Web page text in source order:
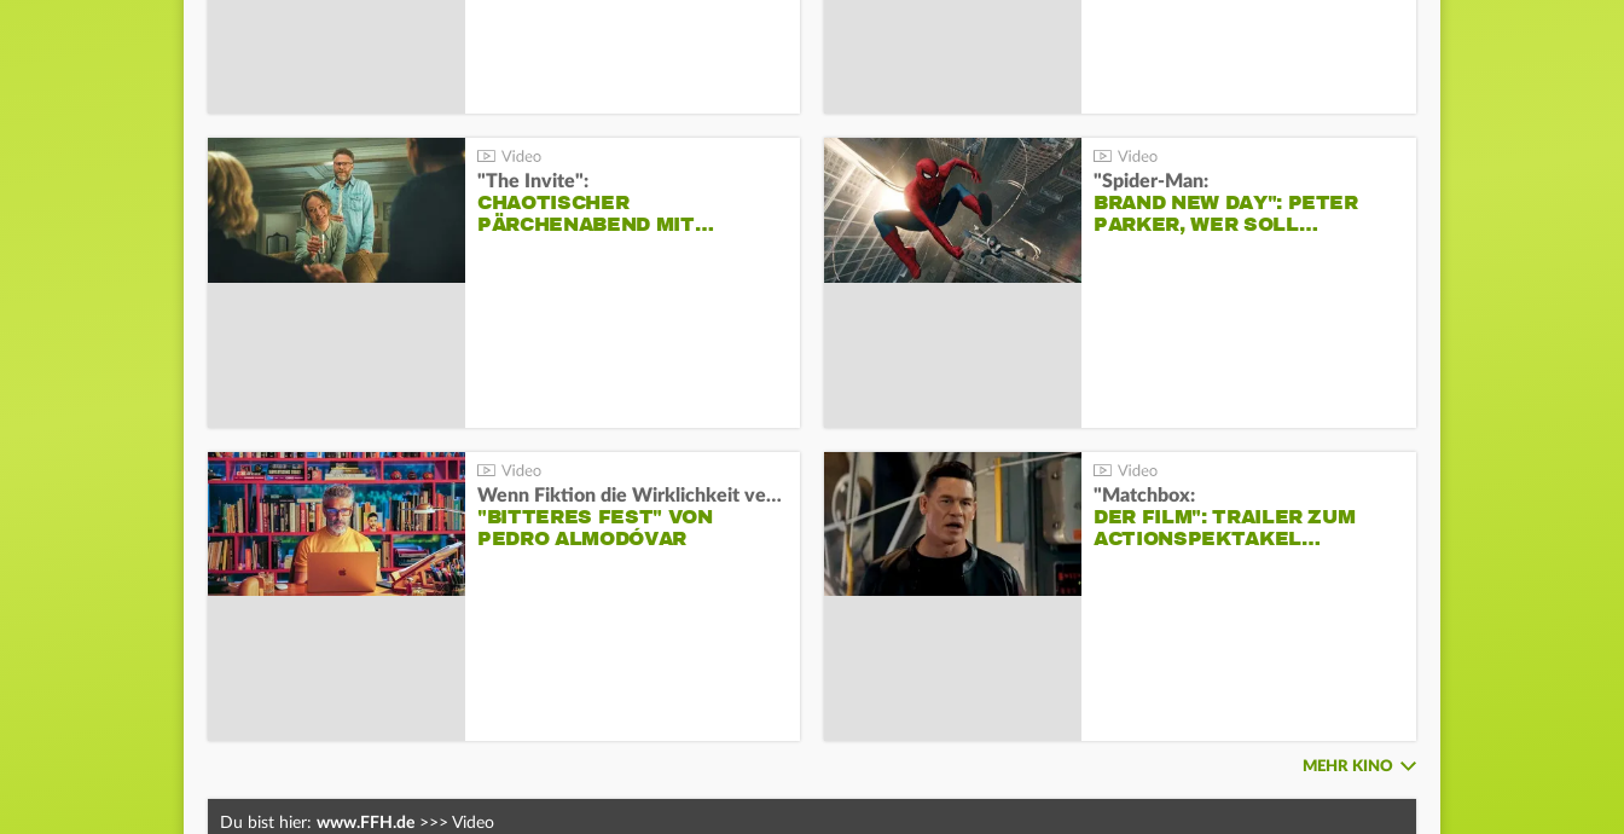
"The Invite":
CHAOTISCHER
PÄRCHENABEND MIT…
"Spider-Man:
BRAND NEW DAY": PETER
PARKER, WER SOLL…
Wenn Fiktion die Wirklichkeit verschiebt:
"BITTERES FEST" VON
PEDRO ALMODÓVAR
"Matchbox:
DER FILM": TRAILER ZUM
ACTIONSPEKTAKEL…
MEHR KINO
Du bist hier: www.FFH.de >>> Video